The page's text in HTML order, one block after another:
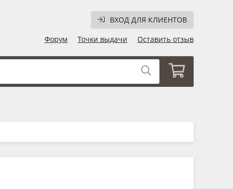
ВХОД ДЛЯ КЛИЕНТОВ
Форум
Точки выдачи Оставить отзыв